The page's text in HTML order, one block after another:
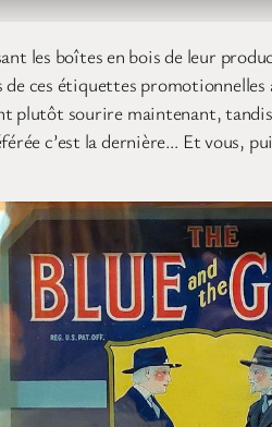
les boîtes en bois de leur
ces étiquettes promotionnelles
plutôt sourire maintenant,
c’est la dernière… Et vous,